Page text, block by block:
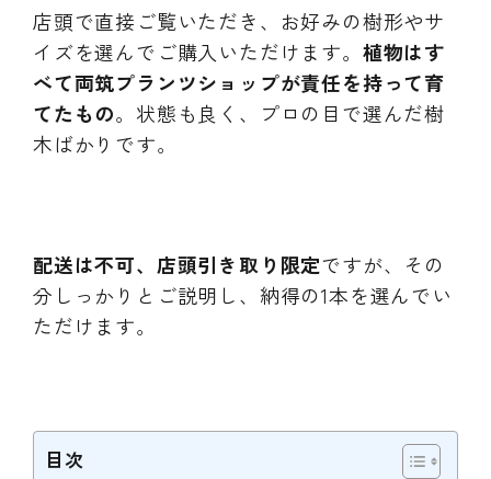
お問い合わせ
店頭で直接ご覧いただき、お好みの樹形やサ
イズを選んでご購入いただけます。 植物はす
べて両筑プランツショップが責任を持って育
てたもの。状態も良く、プロの目で選んだ樹
木ばかりです。
配送は不可、店頭引き取り限定ですが、その
分しっかりとご説明し、納得の1本を選んでい
ただけます。
目次